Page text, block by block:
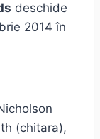
deschide
2014 în
(chitara),